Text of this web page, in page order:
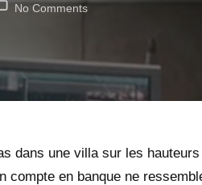
No Comments
dans une villa sur les hauteurs
compte en banque ne